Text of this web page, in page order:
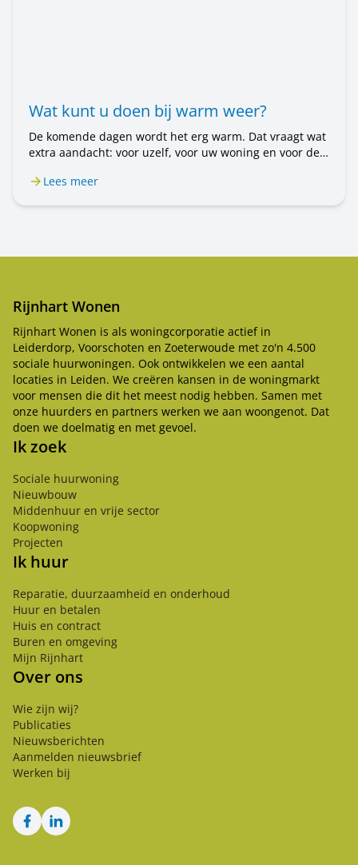
Wat kunt u doen bij warm weer?
De komende dagen wordt het erg warm. Dat vraagt wat
extra aandacht: voor uzelf, voor uw woning en voor de
doen.Lees meer
Rijnhart Wonen
Rijnhart Wonen is als woningcorporatie actief in
Leiderdorp, Voorschoten en Zoeterwoude met zo'n 4.500
sociale huurwoningen. Ook ontwikkelen we een aantal
locaties in Leiden. We creëren kansen in de woningmarkt
voor mensen die dit het meest nodig hebben. Samen met
onze huurders en partners werken we aan woongenot. Dat
doen we doelmatig en met gevoel.
Ik zoek
Sociale huurwoning
Nieuwbouw
Middenhuur en vrije sector
Koopwoning
Projecten
Ik huur
Reparatie, duurzaamheid en onderhoud
Huur en betalen
Huis en contract
Buren en omgeving
Mijn Rijnhart
Over ons
Wie zijn wij?
Publicaties
Nieuwsberichten
Aanmelden nieuwsbrief
Werken bij
FacebookLinkedIn